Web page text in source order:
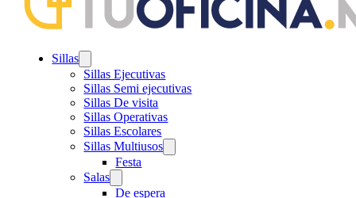
Sillas
Sillas Ejecutivas
Sillas Semi ejecutivas
Sillas De visita
Sillas Operativas
Sillas Escolares
Sillas Multiusos
Festa
Salas
De espera